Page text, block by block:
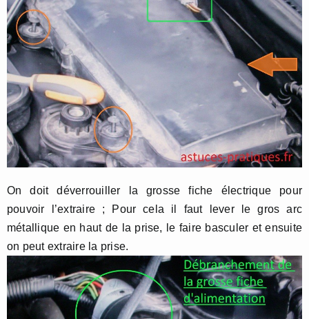
On doit déverrouiller la grosse fiche électrique pour
pouvoir l’extraire ; Pour cela il faut lever le gros arc
métallique en haut de la prise, le faire basculer et ensuite
on peut extraire la prise.